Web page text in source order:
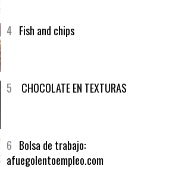
6Bolsa de trabajo: